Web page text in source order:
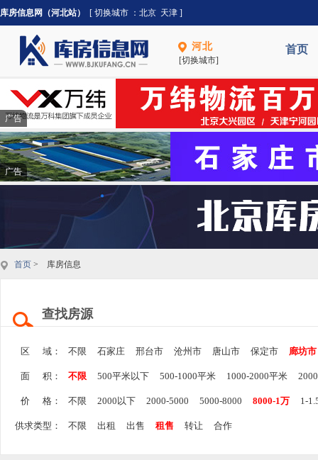
库房信息网（河北站） [ 切换城市 ： 北京 天津 ]
河北
[切换城市]
首页
广告
广告
首页 > 库房信息
查找房源
区 域： 不限 石家庄 邢台市 沧州市 唐山市 保定市 廊坊市
面 积： 不限 500平米以下 500-1000平米 1000-2000平米
价 格： 不限 2000以下 2000-5000 5000-8000 8000-1万 1-
供求类型： 不限 出租 出售 租售 转让 合作